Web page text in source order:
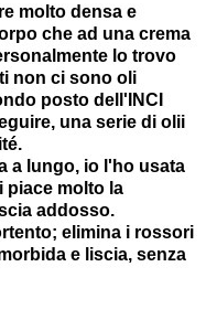
molto densa e
che ad una crema
lo trovo
non ci sono oli
posto dell'INCI
una serie di olii
a lungo, io l'ho usata
piace molto la
addosso.
elimina i rossori
e liscia, senza